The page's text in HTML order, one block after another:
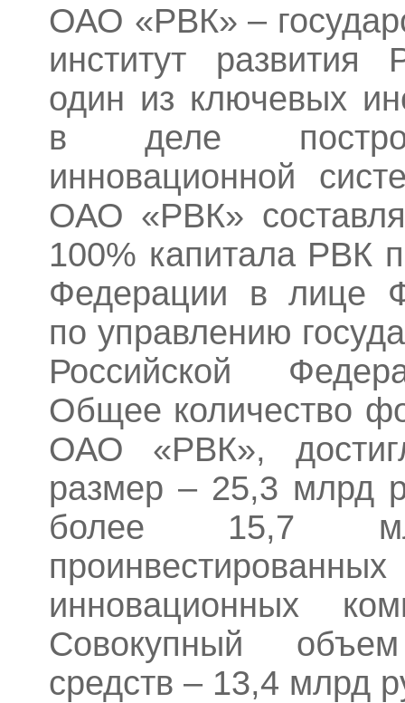
ОАО «РВК» –
институт развития
один из ключевых
в деле
инновационной
ОАО «РВК»
100% капитала РВК
Федерации в лице
по управлению
Российской
Общее количество
ОАО «РВК»,
размер – 25,3 млрд
более 15,7
инновационных
Совокупный объем
средств – 13,4 млрд